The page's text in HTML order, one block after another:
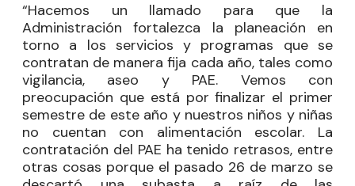
“Hacemos un llamado para que la
Administración fortalezca la planeación en
torno a los servicios y programas que se
contratan de manera fija cada año, tales como
vigilancia, aseo y PAE. Vemos con
preocupación que está por finalizar el primer
semestre de este año y nuestros niños y niñas
no cuentan con alimentación escolar. La
contratación del PAE ha tenido retrasos, entre
otras cosas porque el pasado 26 de marzo se